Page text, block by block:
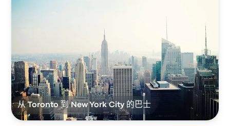
从 Toronto 到 New York City 的巴士